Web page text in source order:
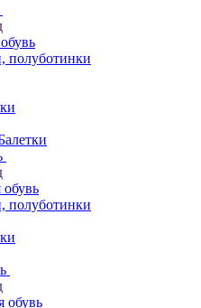
полуботинки
полуботинки
обувь